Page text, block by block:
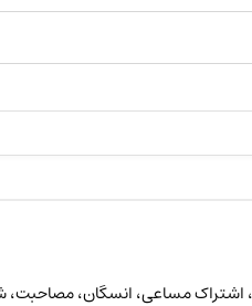
اشتراک مساعی، انسگان،